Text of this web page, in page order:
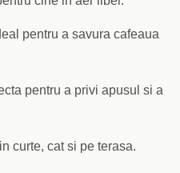
pentru a savura cafeaua
pentru a privi apusul si a
curte, cat si pe terasa.